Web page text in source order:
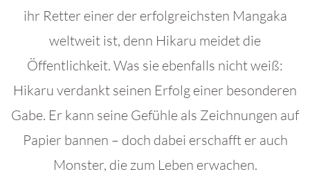
ihr Retter einer der erfolgreichsten Mangaka
weltweit ist, denn Hikaru meidet die
Öffentlichkeit. Was sie ebenfalls nicht weiß:
Hikaru verdankt seinen Erfolg einer besonderen
Gabe. Er kann seine Gefühle als Zeichnungen auf
Papier bannen – doch dabei erschafft er auch
Monster, die zum Leben erwachen.